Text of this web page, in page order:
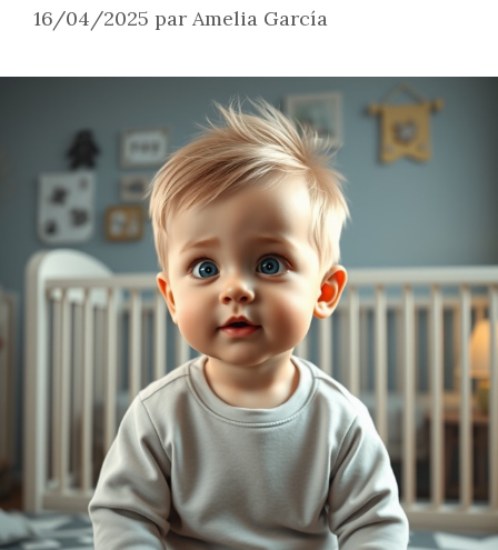
16/04/2025 par Amelia García